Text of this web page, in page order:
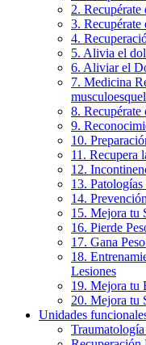
2.
3. Recupérate
4.
5. Alivia el
6. Aliviar el
7. Medicina
8.
9.
10.
11. Recupera
12.
13.
14.
15. Mejora tu
16. Pierde
17. Gana
18.
Lesiones
19. Mejora tu
20. Mejora tu
Unidades